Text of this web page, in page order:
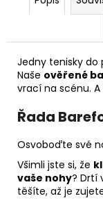
Jedny tenisky do
Naše ověřené
vrací na scénu.
Řada
Osvoboďte své
Všimli jste si, že
vaše nohy? Drtí
těšíte, až je